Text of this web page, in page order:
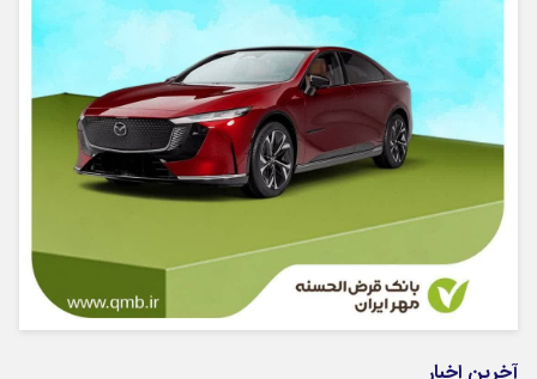
آخرین اخبار